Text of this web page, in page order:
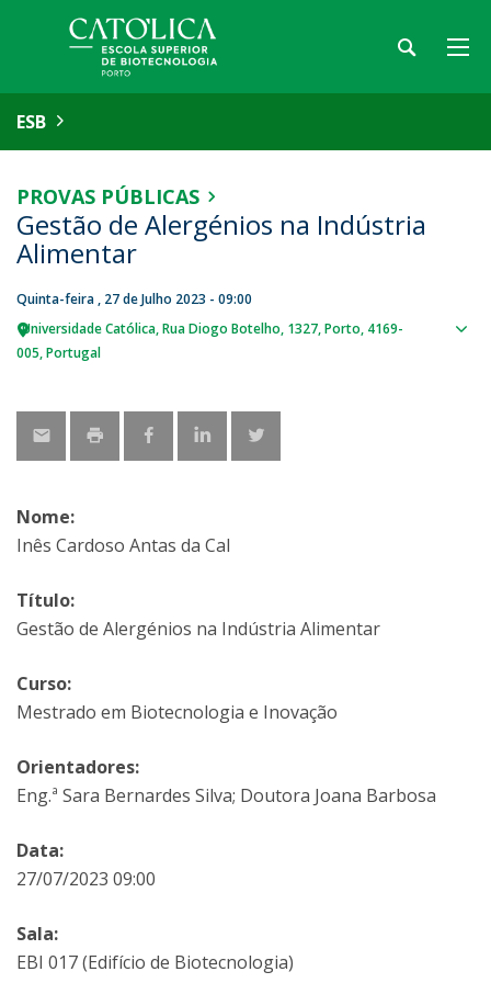
ESB
PROVAS PÚBLICAS
Gestão de Alergénios na Indústria
Alimentar
Quinta-feira , 27 de Julho 2023 - 09:00
Universidade Católica Rua Diogo Botelho, 1327 Porto 4169-
005 Portugal
Nome:
Inês Cardoso Antas da Cal
Título:
Gestão de Alergénios na Indústria Alimentar
Curso:
Mestrado em Biotecnologia e Inovação
Orientadores:
Eng.ª Sara Bernardes Silva; Doutora Joana Barbosa
Data:
27/07/2023 09:00
Sala:
EBI 017 (Edifício de Biotecnologia)